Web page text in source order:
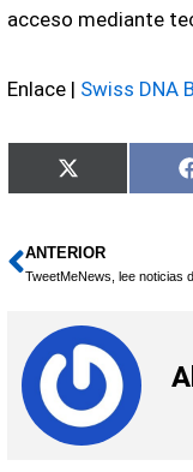
acceso mediante
Enlace | Swiss DNA
Compartir
en
X
(Twitter)
Ant
ANTERIOR
TweetMeNews, lee noticias